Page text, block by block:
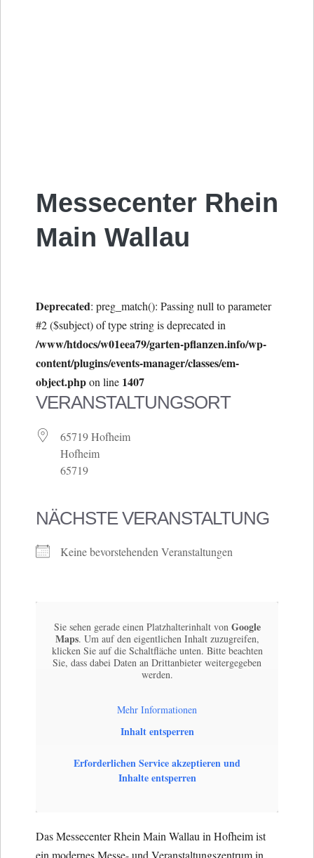
Messecenter Rhein
Main Wallau
Deprecated: preg_match(): Passing null to parameter
#2 ($subject) of type string is deprecated in
/www/htdocs/w01eea79/garten-pflanzen.info/wp-
content/plugins/events-manager/classes/em-
object.phpon line 1407
VERANSTALTUNGSORT
65719 Hofheim
Hofheim
65719
NÄCHSTE VERANSTALTUNG
Keine bevorstehenden Veranstaltungen
Sie sehen gerade einen Platzhalterinhalt von Google
Maps. Um auf den eigentlichen Inhalt zuzugreifen,
klicken Sie auf die Schaltfläche unten. Bitte beachten
Sie, dass dabei Daten an Drittanbieter weitergegeben
werden.
Mehr Informationen
Inhalt entsperren
Erforderlichen Service akzeptieren und
Inhalte entsperren
Das Messecenter Rhein Main Wallau in Hofheim ist
ein modernes Messe- und Veranstaltungszentrum in